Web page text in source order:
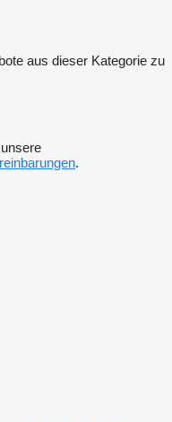
aus dieser Kategorie zu
.